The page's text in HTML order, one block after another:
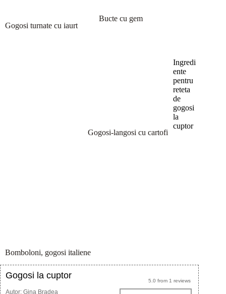
Gogosi turnate cu iaurt
Bucte cu gem
Gogosi-langosi cu cartofi
Bomboloni, gogosi italiene
Ingredi
ente
pentru
reteta
de
gogosi
la
cuptor
5.0 from 1 reviews
Gogosi la cuptor
Autor: Gina Bradea